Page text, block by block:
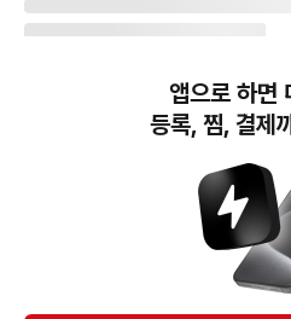
번개장터(주) 사업자정보, 이용약관 및 기타 법적
번개장터㈜는 통신판매중개자이며, 통신판매의 당사자
소비자보호에 관한 법률 등 관련 법령 및 번개장터㈜의
개별 판매자에게 귀속하고, 번개장터㈜는 원칙적으로
다만, 번개장터㈜가 직접 판매하는 상품에 대한 책임
앱으로 하면
등록, 찜, 결제